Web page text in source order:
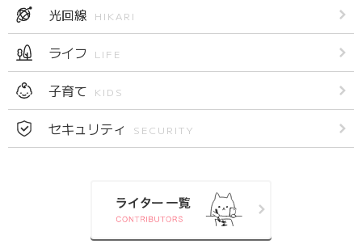
光回線 HIKARI
ライフ LIFE
子育て KIDS
セキュリティ SECURITY